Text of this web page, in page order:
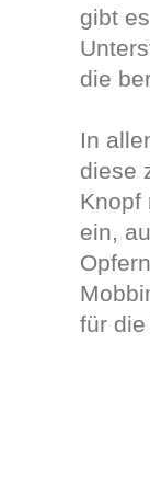
gibt
die
In
diese
Knopf
ein,
für